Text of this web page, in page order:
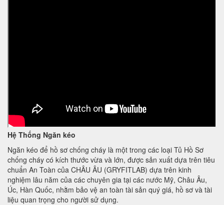
Hệ Thống Ngăn kéo
Ngăn kéo để hồ sơ chống cháy là một trong các loại Tủ Hồ Sơ
chống cháy có kích thước vừa và lớn, được sản xuất dựa trên tiêu
chuẩn An Toàn của CHÂU ÂU (GRYFITLAB) dựa trên kinh
nghiệm lâu năm của các chuyên gia tại các nước Mỹ, Châu Âu,
Úc, Hàn Quốc, nhằm bảo vệ an toàn tài sản quý giá, hồ sơ và tài
liệu quan trọng cho người sử dụng.